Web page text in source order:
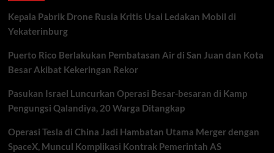
Kepala Pabrik Drone Rusia Kritis Usai Ledakan Mobil di
Yekaterinburg
Puerto Rico Berlakukan Pembatasan Air di San Juan dan Kota
Besar Akibat Kekeringan Rekor
Pasukan Israel Luncurkan Operasi Besar-besaran di Kamp
Pengungsi Qalandiya, 20 Warga Ditangkap
Operasi Tesla di China Jadi Hambatan Utama Merger dengan
SpaceX, Muncul Komplikasi Kontrak Pemerintah AS